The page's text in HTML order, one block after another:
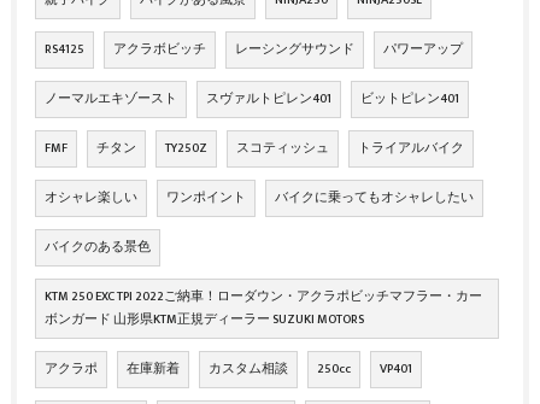
RS4125 アクラボビッチ レーシングサウンド パワーアップ
ノーマルエキゾースト スヴァルトピレン401 ビットピレン401
FMF チタン TY250Z スコティッシュ トライアルバイク
オシャレ楽しい ワンポイント バイクに乗ってもオシャレしたい
バイクのある景色
KTM 250 EXC TPI 2022ご納車！ローダウン・アクラポビッチマフラー・カー
ボンガード 山形県KTM正規ディーラー SUZUKI MOTORS
アクラポ 在庫新着 カスタム相談 250cc VP401